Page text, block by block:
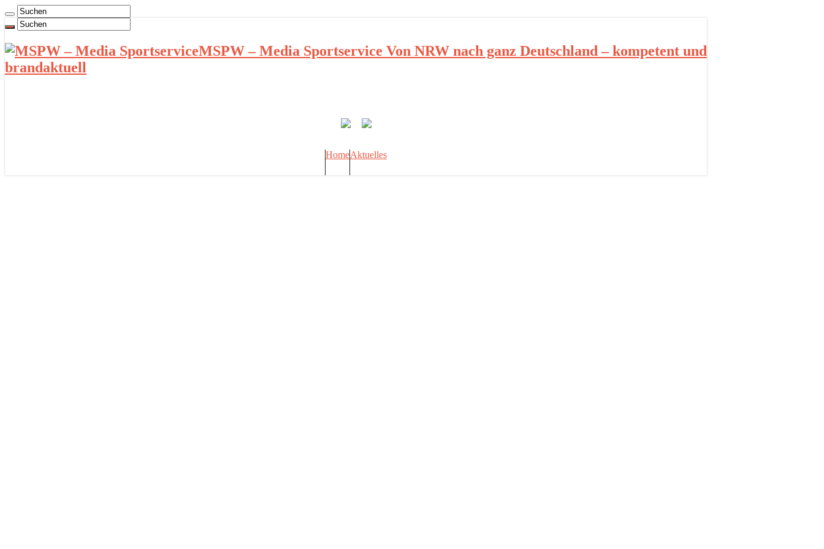
MSPW – Media Sportservice Von NRW nach ganz Deutschland – kompetent und
brandaktuell
HomeAktuelles